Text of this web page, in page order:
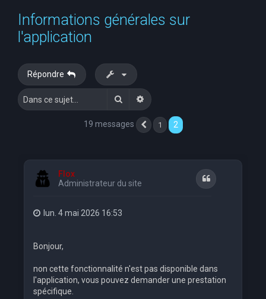
Informations générales sur
l'application
Répondre
RechercherRecherche avancée
19 messages Précédente
1 2
Flox
Administrateur du site
Citation
lun. 4 mai 2026 16:53
Bonjour,
non cette fonctionnalité n'est pas disponible dans
l'application, vous pouvez demander une prestation
spécifique.